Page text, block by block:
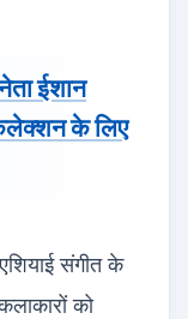
ईशान
के लिए
संगीत के
को